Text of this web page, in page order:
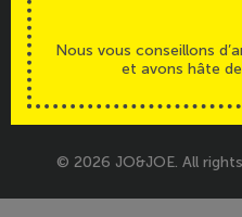
© 2026 JO&JOE. All
Nous vous conseillons
et avons hâte